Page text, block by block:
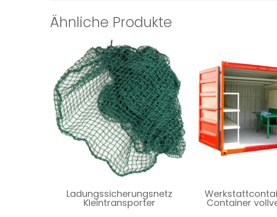
Ähnliche Produkte
Ladungssicherungsnetz
Kleintransporter Container